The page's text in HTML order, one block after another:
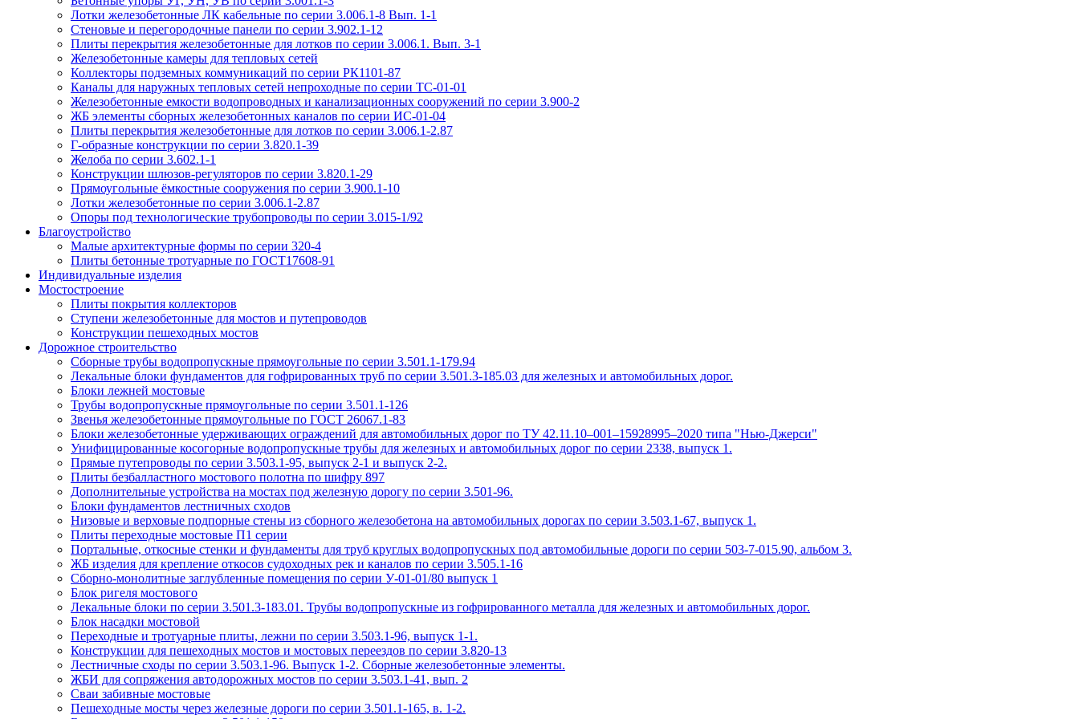
Лотки железобетонные ЛК кабельные по серии 3.006.1-8 Вып. 1-1
Стеновые и перегородочные панели по серии 3.902.1-12
Плиты перекрытия железобетонные для лотков по серии 3.006.1. Вып. 3-1
Железобетонные камеры для тепловых сетей
Коллекторы подземных коммуникаций по серии РК1101-87
Каналы для наружных тепловых сетей непроходные по серии ТС-01-01
Железобетонные емкости водопроводных и канализационных сооружений по серии 3.900-2
ЖБ элементы сборных железобетонных каналов по серии ИС-01-04
Плиты перекрытия железобетонные для лотков по серии 3.006.1-2.87
Г-образные конструкции по серии 3.820.1-39
Желоба по серии 3.602.1-1
Конструкции шлюзов-регуляторов по серии 3.820.1-29
Прямоугольные ёмкостные сооружения по серии 3.900.1-10
Лотки железобетонные по серии 3.006.1-2.87
Опоры под технологические трубопроводы по серии 3.015-1/92
Благоустройство
Малые архитектурные формы по серии 320-4
Плиты бетонные тротуарные по ГОСТ17608-91
Индивидуальные изделия
Мостостроение
Плиты покрытия коллекторов
Ступени железобетонные для мостов и путепроводов
Конструкции пешеходных мостов
Дорожное строительство
Сборные трубы водопропускные прямоугольные по серии 3.501.1-179.94
Лекальные блоки фундаментов для гофрированных труб по серии 3.501.3-185.03 для железных и автомобильных дорог.
Блоки лежней мостовые
Трубы водопропускные прямоугольные по серии 3.501.1-126
Звенья железобетонные прямоугольные по ГОСТ 26067.1-83
Блоки железобетонные удерживающих ограждений для автомобильных дорог по ТУ 42.11.10–001–15928995–2020 типа "Нью-Джерси"
Унифицированные косогорные водопропускные трубы для железных и автомобильных дорог по серии 2338, выпуск 1.
Прямые путепроводы по серии 3.503.1-95, выпуск 2-1 и выпуск 2-2.
Плиты безбалластного мостового полотна по шифру 897
Дополнительные устройства на мостах под железную дорогу по серии 3.501-96.
Блоки фундаментов лестничных сходов
Низовые и верховые подпорные стены из сборного железобетона на автомобильных дорогах по серии 3.503.1-67, выпуск 1.
Плиты переходные мостовые П1 серии
Портальные, откосные стенки и фундаменты для труб круглых водопропускных под автомобильные дороги по серии 503-7-015.90, альбом 3.
ЖБ изделия для крепление откосов судоходных рек и каналов по серии 3.505.1-16
Сборно-монолитные заглубленные помещения по серии У-01-01/80 выпуск 1
Блок ригеля мостового
Лекальные блоки по серии 3.501.3-183.01. Трубы водопропускные из гофрированного металла для железных и автомобильных дорог.
Блок насадки мостовой
Переходные и тротуарные плиты, лежни по серии 3.503.1-96, выпуск 1-1.
Конструкции для пешеходных мостов и мостовых переездов по серии 3.820-13
Лестничные сходы по серии 3.503.1-96. Выпуск 1-2. Сборные железобетонные элементы.
ЖБИ для сопряжения автодорожных мостов по серии 3.503.1-41, вып. 2
Сваи забивные мостовые
Пешеходные мосты через железные дороги по серии 3.501.1-165, в. 1-2.